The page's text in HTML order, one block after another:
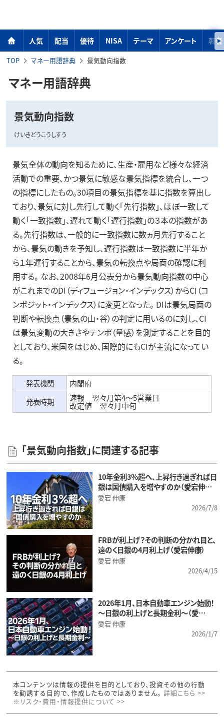
人気 配当 優待 NISA テーマ アンケート 著者
TOP マネー用語辞典 景気動向指数
マネー用語辞典
景気動向指数
けいきどうこうしすう
景気全体の動向を知るために、生産・雇用など様々な経済
活動での重要、かつ景気に敏感な景気指標を統合し、一つ
の指標にしたもの。30項目の景気指標を基に指数を算出し
ており、景気に対し先行して動く「先行指数」、ほぼ一致して
動く「一致指数」、遅れて動く「遅行指数」の３本の指数があ
る。先行指数は、一般的に一致指数に数ヵ月先行すること
から、景気の動きを予知し、遅行指数は一致指数に半年か
ら１年遅行することから、景気の転換点や局面の確認に利
用する。 なお、2008年6月公表分から景気動向指数の中心
がこれまでのDI（ディフュージョン・インデックス）からCI（コ
ンポジット・インデックス）に変更となった。 DIは景気局面の
判断や転換点（景気の山・谷）の判定に用いるのに対し、CI
は景気変動の大きさやテンポ（量感）を測定することを目的
としており、米国をはじめ、国際的にもCIが主流になってい
る。
発表機関
内閣府
発表時期
速報 翌々月第4～5営業日
改定値 翌々月中旬
「景気動向指数」に関連する記事
10年金利3％超へ、上昇行き過ぎれば日
銀は国債購入を増やすのか（愛宕伸…
愛宕 伸康
2026/7/8
FRBが利上げ？その判断の分かれ目と、
遠のく日銀の4月利上げ（愛宕伸康）
愛宕 伸康
2026/4/15
2026年1月、日本自動車エンジン始動！
～日銀の利上げと長期金利～（愛…
愛宕 伸康
2026/1/7
本コンテンツは情報の提供を目的としており、投資その他の行動
を勧誘する目的で、作成したものではありません。 詳細こちら >>
※リスク・費用・情報提供について >>